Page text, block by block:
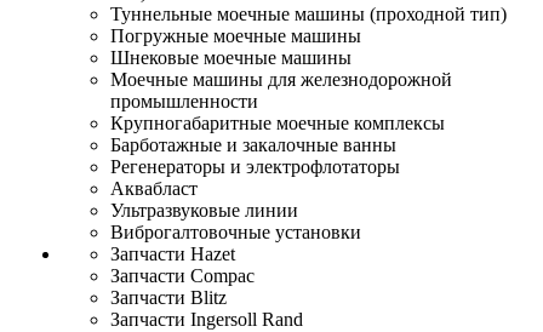
Туннельные моечные машины (проходной тип)
Погружные моечные машины
Шнековые моечные машины
Моечные машины для железнодорожной
промышленности
Крупногабаритные моечные комплексы
Барботажные и закалочные ванны
Регенераторы и электрофлотаторы
Аквабласт
Ультразвуковые линии
Виброгалтовочные установки
Запчасти Hazet
Запчасти Compac
Запчасти Blitz
Запчасти Ingersoll Rand